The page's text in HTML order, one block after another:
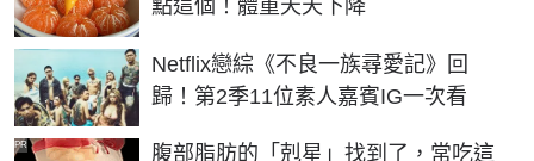
點這個！體重天天下降
Netflix戀綜《不良一族尋愛記》回
歸！第2季11位素人嘉賓IG一次看
腹部脂肪的「剋星」找到了，常吃這
PR